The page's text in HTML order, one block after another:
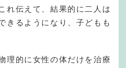
れ伝えて、結果的に二人は
きるようになり、子どもも
理的に女性の体だけを治療